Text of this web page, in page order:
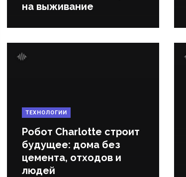
на выживание
ТЕХНОЛОГИИ
Робот Charlotte строит
будущее: дома без
цемента, отходов и
людей